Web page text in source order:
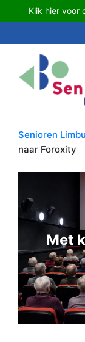
Klik hier voor
Senioren
naar Foroxity
Met